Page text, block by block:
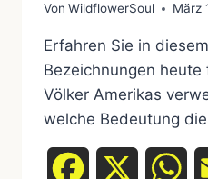
Von WildflowerSoul März
Erfahren Sie in
Bezeichnungen
Völker Amerikas
welche Bedeutung
Facebook